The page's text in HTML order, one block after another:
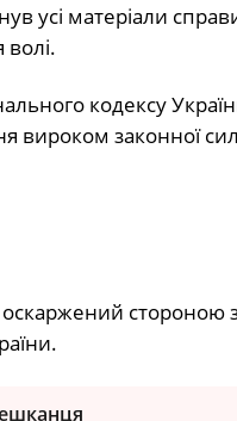
усі матеріали
кодексу
вироком законної
стороною